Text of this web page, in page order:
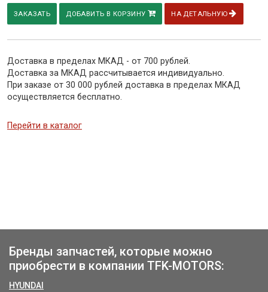
ЗАКАЗАТЬ ДОБАВИТЬ В КОРЗИНУ НА ДЕТАЛЬНУЮ
Доставка в пределах МКАД - от 700 рублей.
Доставка за МКАД рассчитывается индивидуально.
При заказе от 30 000 рублей доставка в пределах МКАД
осуществляется бесплатно.
Перейти в каталог
Бренды запчастей, которые можно
приобрести в компании TFK-MOTORS:
HYUNDAI